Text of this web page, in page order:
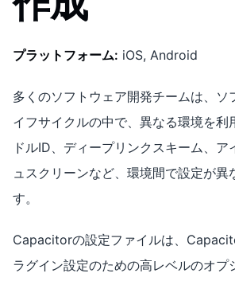
プラットフォーム: iOS, Android
多くのソフトウェア開発チームは、ソ
イフサイクルの中で、異なる環境を利
ドルID、ディープリンクスキーム、ア
ュスクリーンなど、環境間で設定が異
す。
Capacitorの設定ファイルは、
ラグイン設定のための高レベルのオプ